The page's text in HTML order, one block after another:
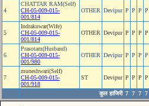
4
CHATTAR RAM(Self)
CH-05-009-015-
001/814
OTHER Devipur P P P P
5
Indrakuwar(Wife)
CH-05-009-015-
001/814
OTHER Devipur P P P P
6
Prasotam(Husband)
CH-05-009-015-
001/980
OTHER Devipur P P P P
7
muneshwari(Self)
CH-05-009-015-
001/918
ST Devipur P P P P
कुल हाजिरी 7 7 7 7